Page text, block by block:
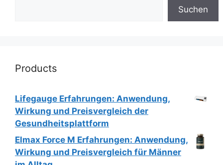
Suchen
Products
Lifegauge Erfahrungen: Anwendung,
Wirkung und Preisvergleich der
Gesundheitsplattform
Elmax Force M Erfahrungen: Anwendung,
Wirkung und Preisvergleich für Männer